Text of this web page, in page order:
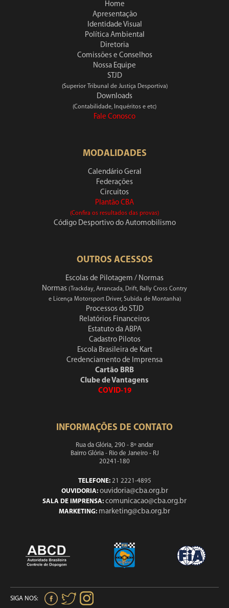
Home
Apresentação
Identidade Visual
Política Ambiental
Diretoria
Comissões e Conselhos
Nossa Equipe
STJD
(Superior Tribunal de Justiça Desportiva)
Downloads
(Contabilidade, Inquéritos e etc)
Fale Conosco
MODALIDADES
Calendário Geral
Federações
Circuitos
Plantão CBA
(Confira os resultados das provas)
Código Desportivo do Automobilismo
OUTROS ACESSOS
Escolas de Pilotagem / Normas
Normas (Trackday, Arrancada, Drift, Rally Cross Contry
e Licença Motorsport Driver, Subida de Montanha)
Processos do STJD
Relatórios Financeiros
Estatuto da ABPA
Cadastro Pilotos
Escola Brasileira de Kart
Credenciamento de Imprensa
Cartão BRB
Clube de Vantagens
COVID-19
INFORMAÇÕES DE CONTATO
Rua da Glória, 290 - 8º andar
Bairro Glória - Rio de Janeiro - RJ
20241-180
TELEFONE:21 2221-4895
OUVIDORIA: ouvidoria@cba.org.br
SALA DE IMPRENSA: comunicacao@cba.org.br
MARKETING: marketing@cba.org.br
SIGA NOS: